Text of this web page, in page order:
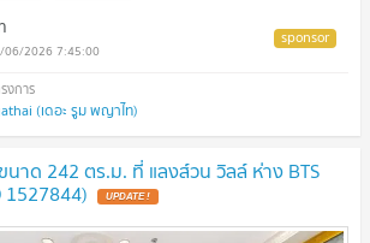
06/2026 7:45:00
(เดอะ รูม พญาไท)
าด 242 ตร.ม. ที่ แลงส์วน วิลล์ ห่าง BTS
1527844)